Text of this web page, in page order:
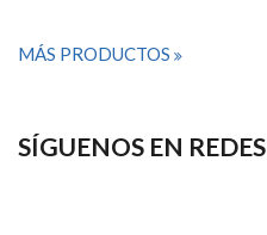
MÁS PRODUCTOS
SÍGUENOS EN REDES